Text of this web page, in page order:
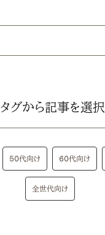
タグから記事を選択
50代向け 60代向け
全世代向け